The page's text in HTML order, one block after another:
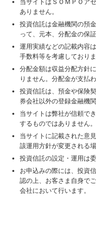
当サイトはＳＯＭＰＯア
ありません。
投資信託は金融機関の預
って、元本、分配金の保
運用実績などの記載内容
手数料等を考慮しており
分配金額は収益分配方針
りません。分配金が支払
投資信託は、預金や保険
券会社以外の登録金融機
当サイトは弊社が信頼で
するものではありません
当サイトに記載された意
該運用方針が変更される
投資信託の設定・運用は
お申込みの際には、投資
認の上、お客さま自身で
会社において行います。